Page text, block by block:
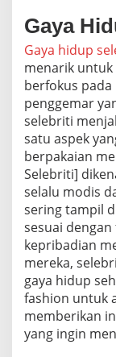
Gaya
Gaya hidup
menarik untuk
berfokus
penggemar
selebriti
satu aspek
berpakaian
Selebriti]
selalu modis
sering tampil
sesuai
kepribadian
mereka,
gaya hidup
fashion untuk
memberikan
yang ingin